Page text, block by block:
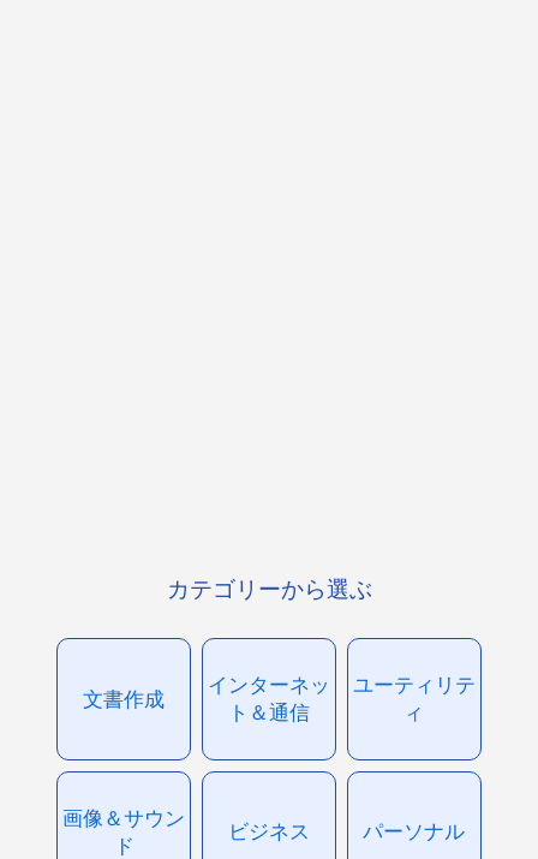
カテゴリーから選ぶ
文書作成
インターネッ
ト＆通信
ユーティリテ
ィ
画像＆サウン
ド
ビジネス パーソナル